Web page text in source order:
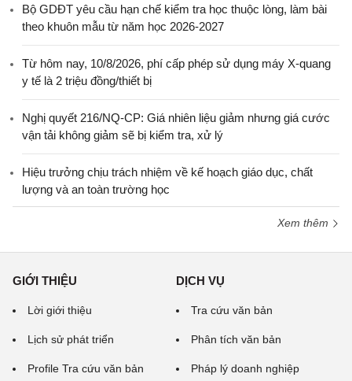
Bộ GDĐT yêu cầu hạn chế kiểm tra học thuộc lòng, làm bài
theo khuôn mẫu từ năm học 2026-2027
Từ hôm nay, 10/8/2026, phí cấp phép sử dụng máy X-quang
y tế là 2 triệu đồng/thiết bị
Nghị quyết 216/NQ-CP: Giá nhiên liệu giảm nhưng giá cước
vận tải không giảm sẽ bị kiểm tra, xử lý
Hiệu trưởng chịu trách nhiệm về kế hoạch giáo dục, chất
lượng và an toàn trường học
Xem thêm
GIỚI THIỆU
Lời giới thiệu
Lịch sử phát triển
Profile Tra cứu văn bản
DỊCH VỤ
Tra cứu văn bản
Phân tích văn bản
Pháp lý doanh nghiệp